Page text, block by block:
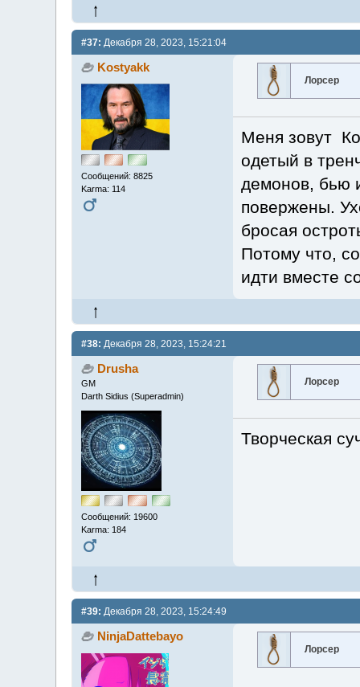
#37: Декабря 28, 2023, 15:21:04
Kostyakk
Сообщений: 8825
Karma: 114
Лорсер
Меня зовут
одетый в
демонов, бью
повержены.
бросая
Потому что,
идти вместе
#38: Декабря 28, 2023, 15:24:21
Drusha
GM
Darth Sidius (Superadmin)
Сообщений: 19600
Karma: 184
Лорсер
Творческая
#39: Декабря 28, 2023, 15:24:49
NinjaDattebayo
Лорсер